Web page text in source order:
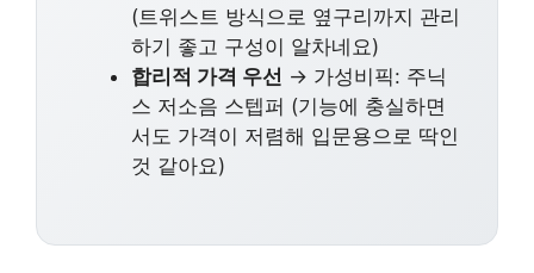
(트위스트 방식으로 옆구리까지 관리
하기 좋고 구성이 알차네요)
합리적 가격 우선 → 가성비픽: 주닉
스 저소음 스텝퍼 (기능에 충실하면
서도 가격이 저렴해 입문용으로 딱인
것 같아요)